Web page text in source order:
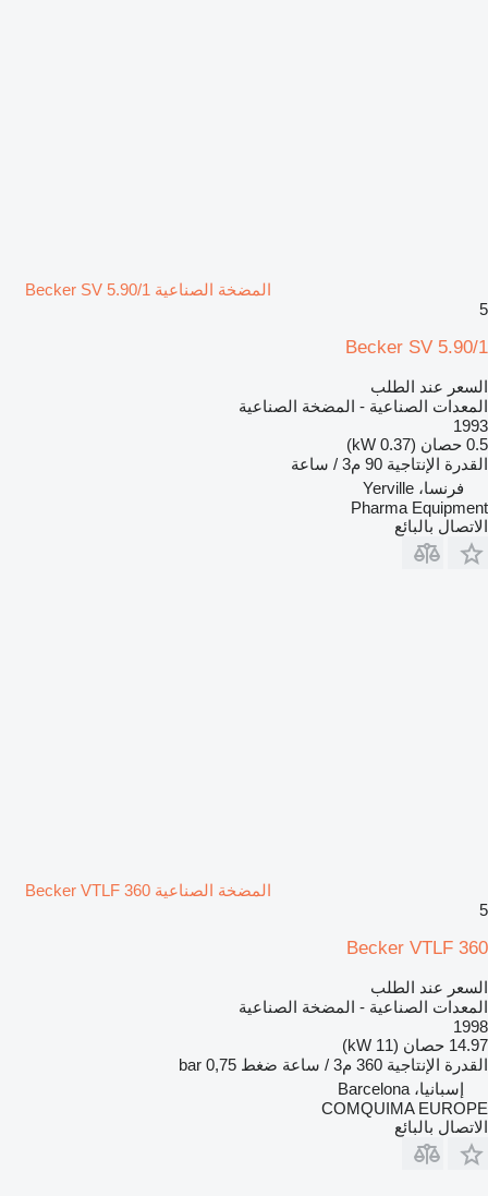
المضخة الصناعية Becker SV 5.90/1
5
Becker SV 5.90/1
السعر عند الطلب
المعدات الصناعية - المضخة الصناعية
1993
0.5 حصان (0.37 kW)
القدرة الإنتاجية 90 م3 / ساعة
فرنسا، Yerville
Pharma Equipment
الاتصال بالبائع
المضخة الصناعية Becker VTLF 360
5
Becker VTLF 360
السعر عند الطلب
المعدات الصناعية - المضخة الصناعية
1998
14.97 حصان (11 kW)
القدرة الإنتاجية 360 م3 / ساعة ضغط 0,75 bar
إسبانيا، Barcelona
COMQUIMA EUROPE
الاتصال بالبائع